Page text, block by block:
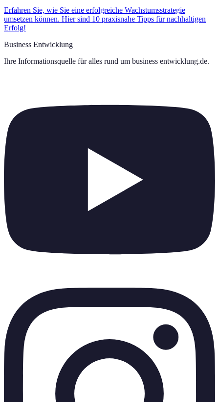
Erfahren Sie, wie Sie eine erfolgreiche Wachstumsstrategie
umsetzen können. Hier sind 10 praxisnahe Tipps für nachhaltigen
Erfolg!
Business Entwicklung
Ihre Informationsquelle für alles rund um business entwicklung.de.